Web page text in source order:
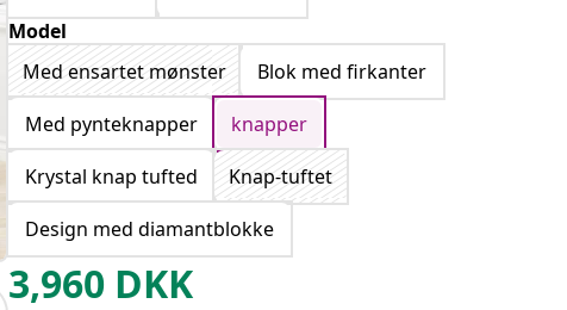
Model
Med ensartet mønster
Blok med firkanter
Med pynteknapper
knapper
Krystal knap tufted
Knap-tuftet
Design med diamantblokke
3,960 DKK